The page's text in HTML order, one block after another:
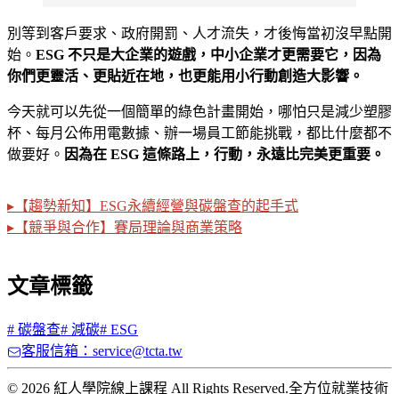
別等到客戶要求、政府開罰、人才流失，才後悔當初沒早點開
始。 ESG 不只是大企業的遊戲，中小企業才更需要它，因為
你們更靈活、更貼近在地，也更能用小行動創造大影響。
今天就可以先從一個簡單的綠色計畫開始，哪怕只是減少塑膠
杯、每月公佈用電數據、辦一場員工節能挑戰，都比什麼都不
做要好。 因為在 ESG 這條路上，行動，永遠比完美更重要。
▸【趨勢新知】ESG永續經營與碳盤查的起手式
▸【競爭與合作】賽局理論與商業策略
文章標籤
# 碳盤查# 減碳# ESG
客服信箱：service@tcta.tw
© 2026 紅人學院線上課程 All Rights Reserved.全方位就業技術